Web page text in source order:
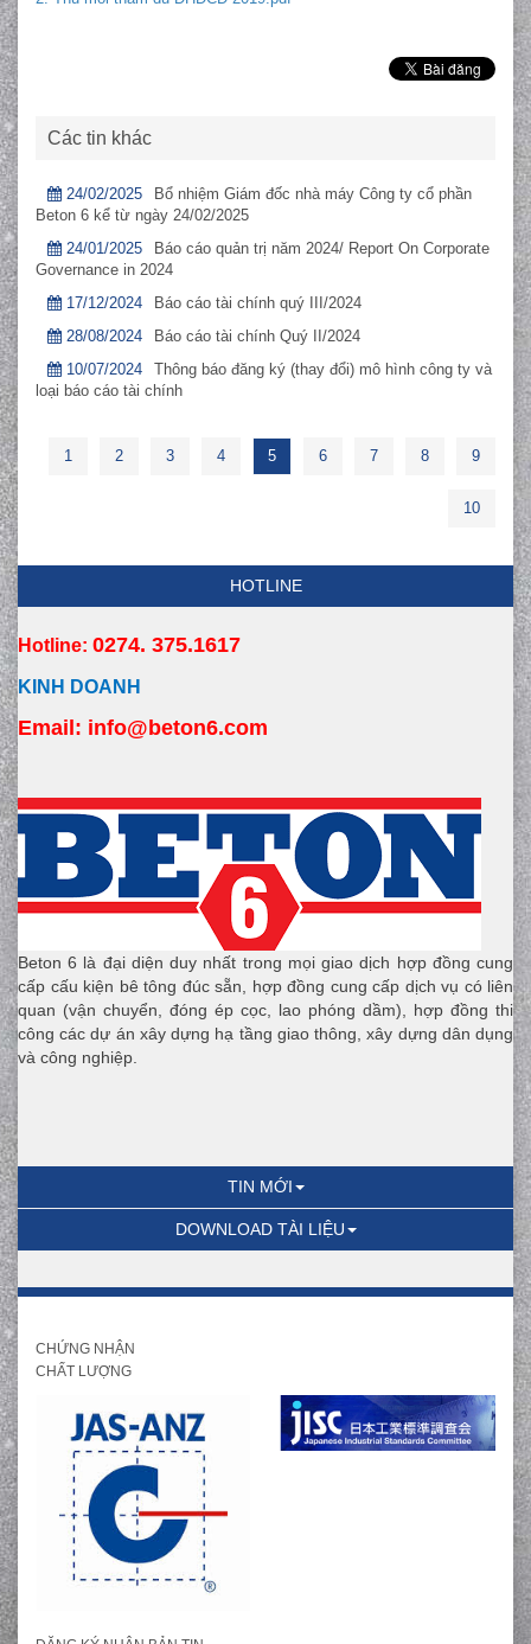
Các tin khác
24/02/2025
Bổ nhiệm Giám đốc nhà máy Công ty cổ phần
Beton 6 kể từ ngày 24/02/2025
24/01/2025
Báo cáo quản trị năm 2024/ Report On Corporate
Governance in 2024
17/12/2024
Báo cáo tài chính quý III/2024
28/08/2024
Báo cáo tài chính Quý II/2024
10/07/2024
Thông báo đăng ký (thay đổi) mô hình công ty và
loại báo cáo tài chính
1 2 3 4 5 6 7 8 9
10
HOTLINE
Hotline: 0274. 375.1617
KINH DOANH
Email: info@beton6.com
Beton 6 là đại diện duy nhất trong mọi giao dịch hợp đồng cung
cấp cấu kiện bê tông đúc sẵn, hợp đồng cung cấp dịch vụ có liên
quan (vận chuyển, đóng ép cọc, lao phóng dầm), hợp đồng thi
công các dự án xây dựng hạ tầng giao thông, xây dựng dân dụng
và công nghiệp.
TIN MỚI
DOWNLOAD TÀI LIỆU
CHỨNG NHẬN
CHẤT LƯỢNG